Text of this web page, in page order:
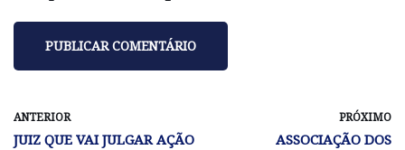
ANTERIOR
JUIZ QUE VAI JULGAR AÇÃO
PRÓXIMO
ASSOCIAÇÃO DOS